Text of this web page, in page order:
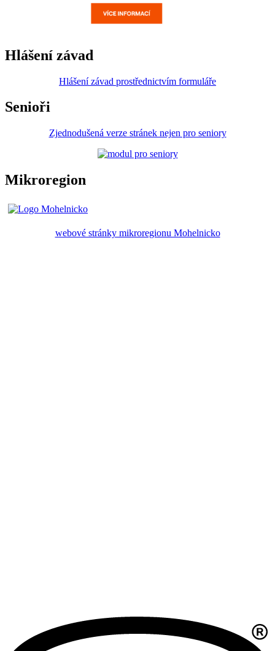
Hlášení závad
Hlášení závad prostřednictvím formuláře
Senioři
Zjednodušená verze stránek nejen pro seniory
Mikroregion
webové stránky mikroregionu Mohelnicko